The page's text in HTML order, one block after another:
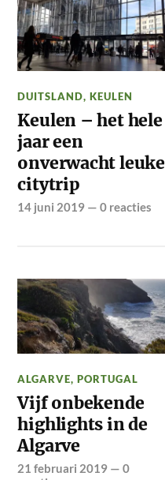
DUITSLAND,KEULEN
Keulen – het hele
jaar een
onverwacht leuke
citytrip
14 juni 2019 —0 reacties
ALGARVE,PORTUGAL
Vijf onbekende
highlights in de
Algarve
21 februari 2019 —0